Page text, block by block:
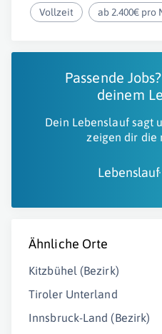
Vollzeit ab 2.400€ pro
Passende
deinem
Dein Lebenslauf sagt
zeigen dir die
Ähnliche Orte
Kitzbühel (Bezirk)
Tiroler Unterland
Innsbruck-Land (Bezirk)